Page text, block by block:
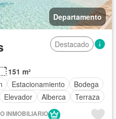
Departamento
Destacado
151 m²
Estacionamiento
Bodega
Elevador Alberca Terraza
INMOBILIARIO